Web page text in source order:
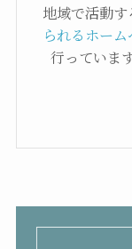
地域で活動す
られるホー
行っていま